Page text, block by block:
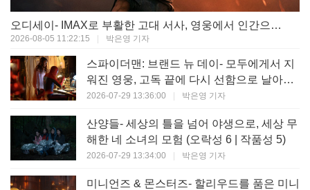
오디세이- IMAX로 부활한 고대 서사, 영웅에서 인간으로의 귀환 (오락성 9 | 작품성 9)
2026-08-05 11:22:15 박은영 기자
스파이더맨: 브랜드 뉴 데이- 모두에게서 지
워진 영웅, 고독 끝에 다시 선함으로 날아오
르다 (오락성 8 | 작품성 8)
2026-07-29 13:36:00 박은영 기자
산양들- 세상의 틀을 넘어 야생으로, 세상 무
해한 네 소녀의 모험 (오락성 6 | 작품성 5)
2026-07-29 13:34:00 박은영 기자
미니언즈 & 몬스터즈- 할리우드를 품은 미니